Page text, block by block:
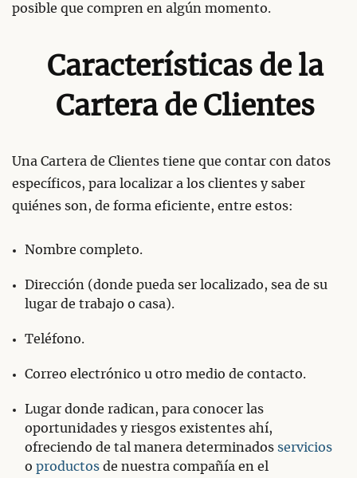
posible que compren en algún momento.
Características de la
Cartera de Clientes
Una Cartera de Clientes tiene que contar con datos
específicos, para localizar a los clientes y saber
quiénes son, de forma eficiente, entre estos:
Nombre completo.
Dirección (donde pueda ser localizado, sea de su
lugar de trabajo o casa).
Teléfono.
Correo electrónico u otro medio de contacto.
Lugar donde radican, para conocer las
oportunidades y riesgos existentes ahí,
ofreciendo de tal manera determinados servicios
o productos de nuestra compañía en el